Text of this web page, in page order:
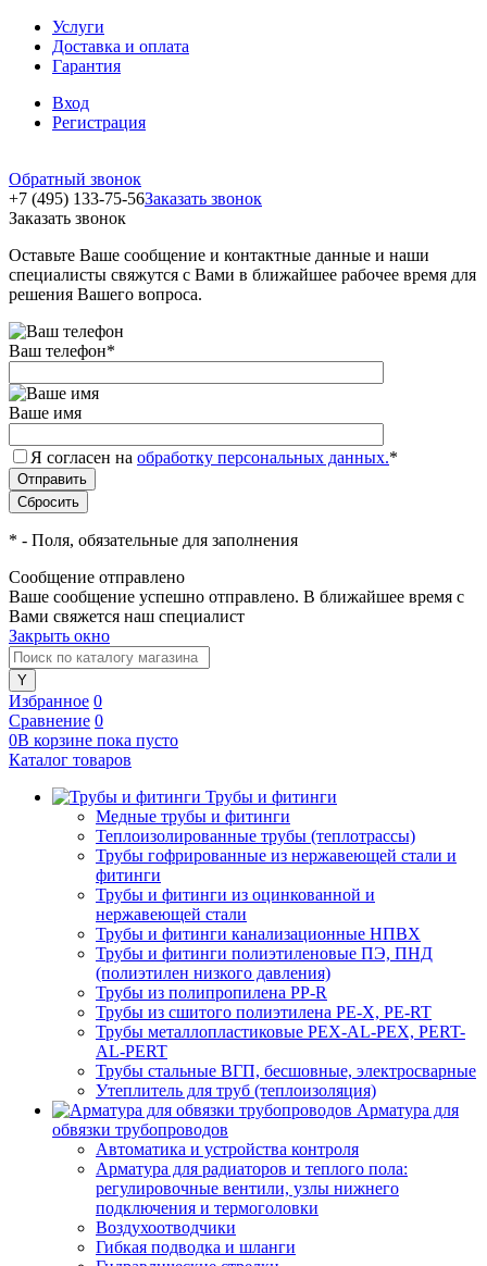
Услуги
Доставка и оплата
Гарантия
Вход
Регистрация
Обратный звонок
+7 (495) 133-75-56Заказать звонок
Заказать звонок
Оставьте Ваше сообщение и контактные данные и наши
специалисты свяжутся с Вами в ближайшее рабочее время для
решения Вашего вопроса.
Ваш телефон*
Ваше имя
Я согласен на обработку персональных данных.*
* - Поля, обязательные для заполнения
Сообщение отправлено
Ваше сообщение успешно отправлено. В ближайшее время с
Вами свяжется наш специалист
Закрыть окно
Избранное 0
Сравнение 0
0В корзине пока пусто
Каталог товаров
Трубы и фитинги
Медные трубы и фитинги
Теплоизолированные трубы (теплотрассы)
Трубы гофрированные из нержавеющей стали и
фитинги
Трубы и фитинги из оцинкованной и
нержавеющей стали
Трубы и фитинги канализационные НПВХ
Трубы и фитинги полиэтиленовые ПЭ, ПНД
(полиэтилен низкого давления)
Трубы из полипропилена PP-R
Трубы из сшитого полиэтилена PE-X, PE-RT
Трубы металлопластиковые PEX-AL-PEX, PERT-
AL-PERT
Трубы стальные ВГП, бесшовные, электросварные
Утеплитель для труб (теплоизоляция)
Арматура для
обвязки трубопроводов
Автоматика и устройства контроля
Арматура для радиаторов и теплого пола:
регулировочные вентили, узлы нижнего
подключения и термоголовки
Воздухоотводчики
Гибкая подводка и шланги